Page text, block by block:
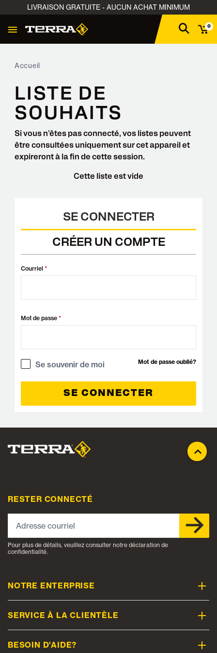
LIVRAISON GRATUITE - AUCUN ACHAT MINIMUM
0
Accueil
LISTE DE
SOUHAITS
Si vous n'êtes pas connecté, vos listes peuvent
être consultées uniquement sur cet appareil et
expireront à la fin de cette session.
Cette liste est vide
SE CONNECTER
CRÉER UN COMPTE
Courriel
Mot de passe
Se souvenir de moi Mot de passe oublié?
SE CONNECTER
RESTER CONNECTÉ
Adresse courriel
Pour plus de détails, veuillez consulter notre déclaration de
confidentialité.
NOTRE ENTERPRISE
SERVICE À LA CLIENTÈLE
BESOIN D'AIDE?